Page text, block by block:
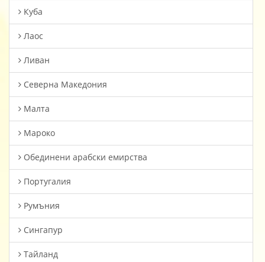
Куба
Лаос
Ливан
Северна Македония
Малта
Мароко
Oбединени арабски емирства
Португалия
Румъния
Сингапур
Тайланд